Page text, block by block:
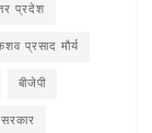
प्रदेश
प्रसाद मौर्य
बीजेपी
सरकार